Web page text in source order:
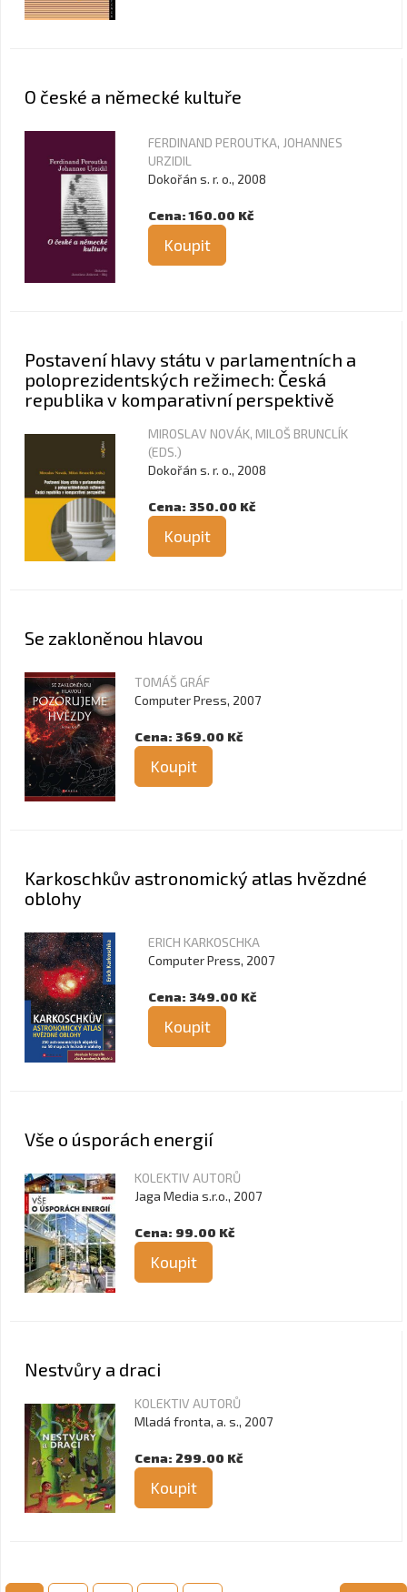
O české a německé kultuře
FERDINAND PEROUTKA, JOHANNES
URZIDIL
Dokořán s. r. o., 2008
Cena: 160.00 Kč
Koupit
Postavení hlavy státu v parlamentních a
poloprezidentských režimech: Česká
republika v komparativní perspektivě
MIROSLAV NOVÁK, MILOŠ BRUNCLÍK
(EDS.)
Dokořán s. r. o., 2008
Cena: 350.00 Kč
Koupit
Se zakloněnou hlavou
TOMÁŠ GRÁF
Computer Press, 2007
Cena: 369.00 Kč
Koupit
Karkoschkův astronomický atlas hvězdné
oblohy
ERICH KARKOSCHKA
Computer Press, 2007
Cena: 349.00 Kč
Koupit
Vše o úsporách energií
KOLEKTIV AUTORŮ
Jaga Media s.r.o., 2007
Cena: 99.00 Kč
Koupit
Nestvůry a draci
KOLEKTIV AUTORŮ
Mladá fronta, a. s., 2007
Cena: 299.00 Kč
Koupit